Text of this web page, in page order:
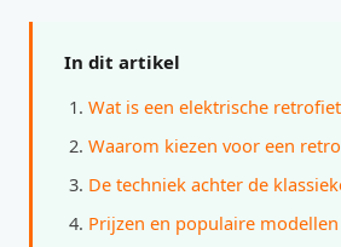
In dit artikel
Wat is een elektrische
Waarom kiezen voor een
De techniek achter de
Prijzen en populaire modellen